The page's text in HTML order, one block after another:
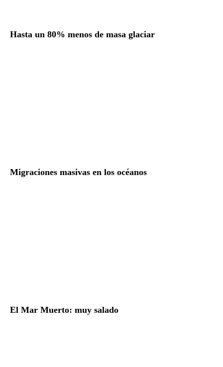
Hasta un 80% menos de masa glaciar
Migraciones masivas en los océanos
El Mar Muerto: muy salado